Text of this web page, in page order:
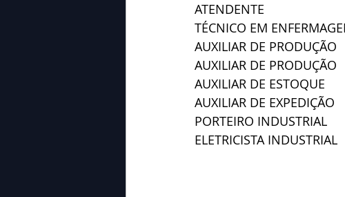
ATENDENTE
TÉCNICO EM
AUXILIAR DE PRODUÇÃO
AUXILIAR DE PRODUÇÃO
AUXILIAR DE ESTOQUE
AUXILIAR DE EXPEDIÇÃO
PORTEIRO INDUSTRIAL
ELETRICISTA INDUSTRIAL